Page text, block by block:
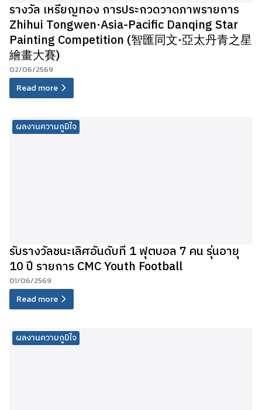
รางวัล เหรียญทอง การประกวดวาดภาพรายการ
Zhihui Tongwen·Asia-Pacific Danqing Star
Painting Competition (智匯同文·亞太丹青之星
繪畫大賽)
02/06/2569
Read more
ผลงานความภูมิใจ
รับรางวัลชนะเลิศอันดับที่ 1 ฟุตบอล 7 คน รุ่นอายุ
10 ปี รายการ CMC Youth Football
01/06/2569
Read more
ผลงานความภูมิใจ